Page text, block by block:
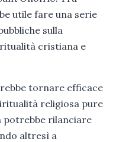
utile fare una serie
sulla
cristiana e
tornare efficace
religiosa pure
potrebbe rilanciare
altresì a